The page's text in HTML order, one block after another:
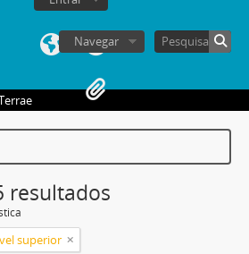
Navegar
resultados
superior